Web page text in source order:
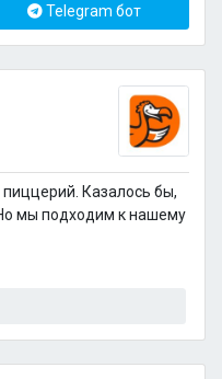
Telegram бот
Казалось бы,
мы подходим к нашему